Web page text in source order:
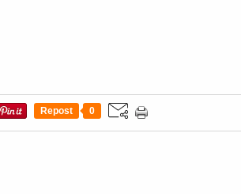
Repost 0